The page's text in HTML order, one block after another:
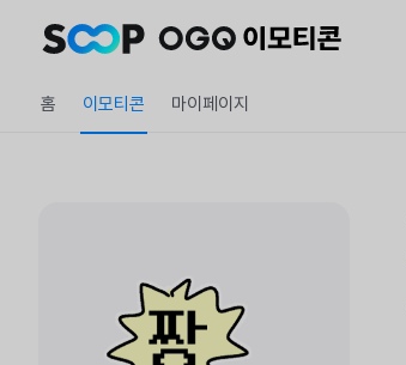
홈 이모티콘 마이페이지